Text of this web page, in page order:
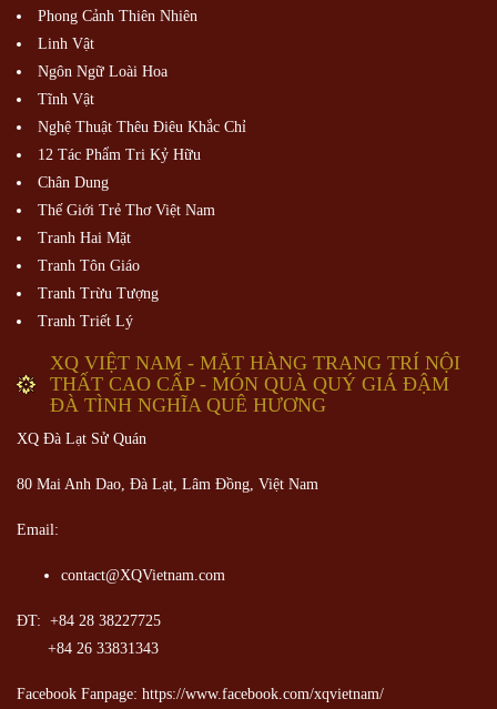
Phong Cảnh Thiên Nhiên
Linh Vật
Ngôn Ngữ Loài Hoa
Tĩnh Vật
Nghệ Thuật Thêu Điêu Khắc Chỉ
12 Tác Phẩm Tri Kỷ Hữu
Chân Dung
Thế Giới Trẻ Thơ Việt Nam
Tranh Hai Mặt
Tranh Tôn Giáo
Tranh Trừu Tượng
Tranh Triết Lý
XQ VIỆT NAM - MẶT HÀNG TRANG TRÍ NỘI
THẤT CAO CẤP - MÓN QUÀ QUÝ GIÁ ĐẬM
ĐÀ TÌNH NGHĨA QUÊ HƯƠNG
XQ Đà Lạt Sử Quán
80 Mai Anh Dao, Đà Lạt, Lâm Đồng, Việt Nam
Email:
contact@XQVietnam.com
ĐT: +84 28 38227725
+84 26 33831343
Facebook Fanpage: https://www.facebook.com/xqvietnam/